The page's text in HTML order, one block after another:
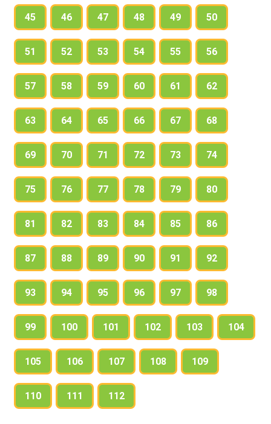
45 46 47 48 49 50
51 52 53 54 55 56
57 58 59 60 61 62
63 64 65 66 67 68
69 70 71 72 73 74
75 76 77 78 79 80
81 82 83 84 85 86
87 88 89 90 91 92
93 94 95 96 97 98
99 100 101 102 103 104
105 106 107 108 109
110 111 112